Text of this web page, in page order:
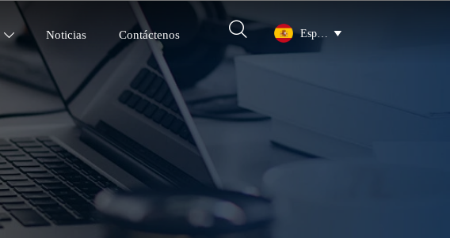
 Noticias Contáctenos  